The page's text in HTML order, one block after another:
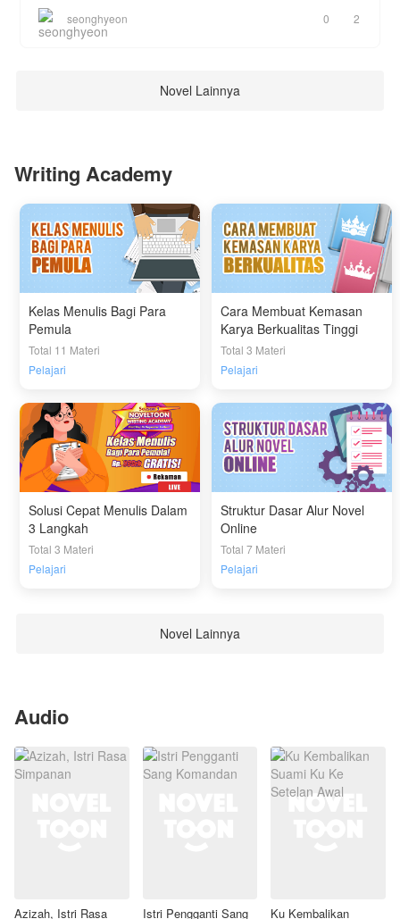
seonghyeon 0 2
Novel Lainnya
Writing Academy
Kelas Menulis Bagi Para
Pemula
Total 11 Materi
Pelajari
Cara Membuat Kemasan
Karya Berkualitas Tinggi
Total 3 Materi
Pelajari
Solusi Cepat Menulis Dalam
3 Langkah
Total 3 Materi
Pelajari
Struktur Dasar Alur Novel
Online
Total 7 Materi
Pelajari
Novel Lainnya
Audio
Azizah, Istri Rasa Istri Pengganti Sang Ku Kembalikan